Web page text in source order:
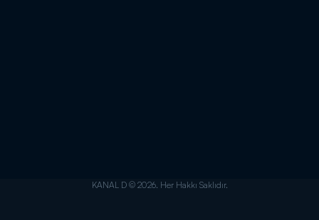
KANAL D © 2026. Her Hakkı Saklıdır.